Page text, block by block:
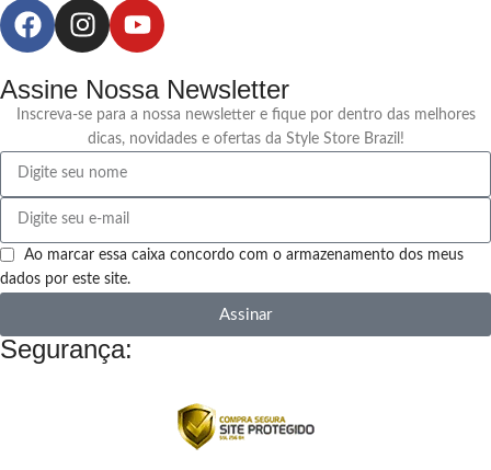
Assine Nossa Newsletter
Inscreva-se para a nossa newsletter e fique por dentro das melhores
dicas, novidades e ofertas da Style Store Brazil!
Ao marcar essa caixa concordo com o armazenamento dos meus
dados por este site.
Assinar
Segurança: